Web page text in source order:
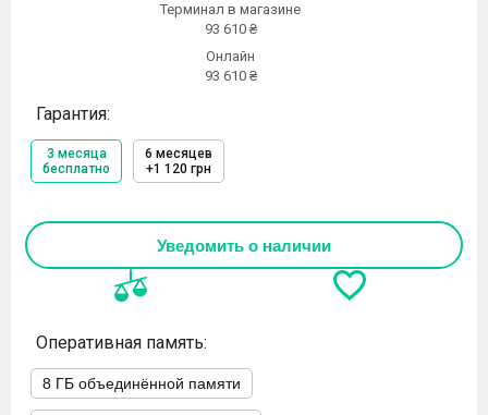
Терминал в магазине
93 610 ₴
Онлайн
93 610 ₴
Гарантия:
3 месяца
бесплатно
6 месяцев
+1 120 грн
Уведомить о наличии
Оперативная память:
8 ГБ объединённой памяти